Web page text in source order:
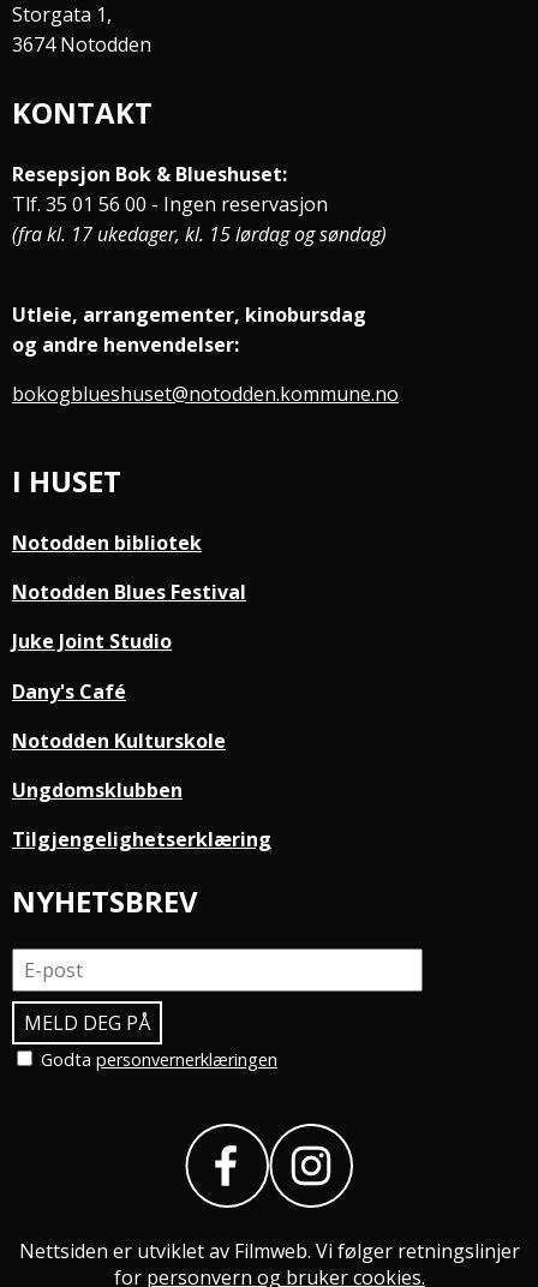
Storgata 1,
3674 Notodden
KONTAKT
Resepsjon Bok & Blueshuset:
Tlf. 35 01 56 00 - Ingen reservasjon
(fra kl. 17 ukedager, kl. 15 lørdag og søndag)
Utleie, arrangementer, kinobursdag
og andre henvendelser:
bokogblueshuset@notodden.kommune.no
I HUSET
Notodden bibliotek
Notodden Blues Festival
Juke Joint Studio
Dany's Café
Notodden Kulturskole
Ungdomsklubben
Tilgjengelighetserklæring
NYHETSBREV
Godta personvernerklæringen
Nettsiden er utviklet av Filmweb. Vi følger retningslinjer
for personvern og bruker cookies.